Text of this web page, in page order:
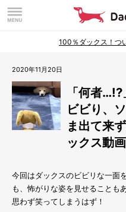
100％ダックス！つ
2020年11月20日
「何者
ビビり、
ま出て来
ックス動画
今回はダックスのビビリな一面
も、怖がりな姿を見せることも
思わず笑ってしまうはず！